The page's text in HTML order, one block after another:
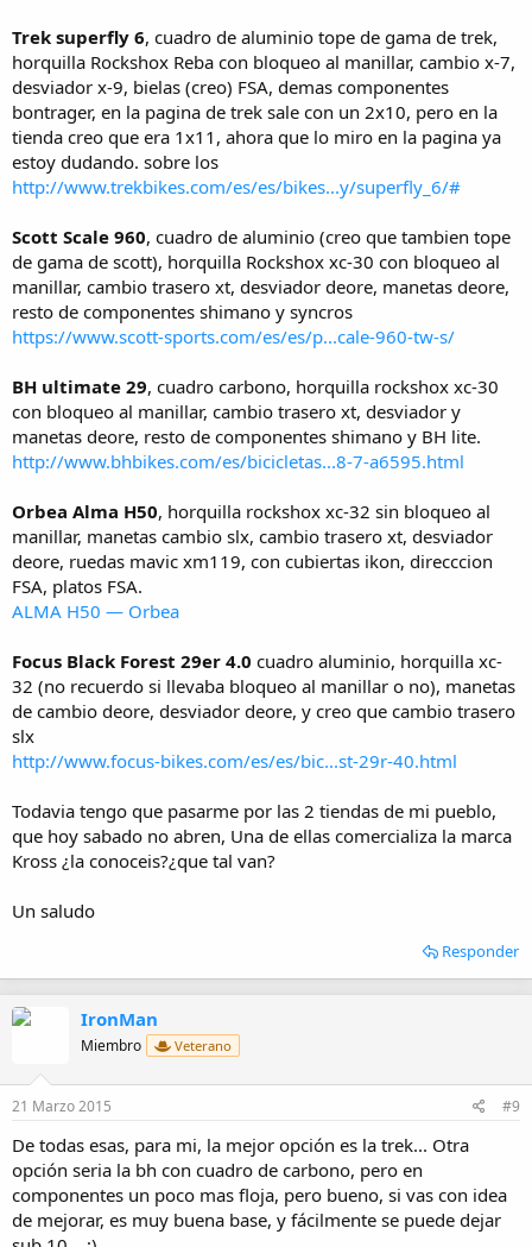
Trek superfly 6, cuadro de aluminio tope de gama de trek,
horquilla Rockshox Reba con bloqueo al manillar, cambio x-7,
desviador x-9, bielas (creo) FSA, demas componentes
bontrager, en la pagina de trek sale con un 2x10, pero en la
tienda creo que era 1x11, ahora que lo miro en la pagina ya
estoy dudando. sobre los
http://www.trekbikes.com/es/es/bikes...y/superfly_6/#
Scott Scale 960, cuadro de aluminio (creo que tambien tope
de gama de scott), horquilla Rockshox xc-30 con bloqueo al
manillar, cambio trasero xt, desviador deore, manetas deore,
resto de componentes shimano y syncros
https://www.scott-sports.com/es/es/p...cale-960-tw-s/
BH ultimate 29, cuadro carbono, horquilla rockshox xc-30
con bloqueo al manillar, cambio trasero xt, desviador y
manetas deore, resto de componentes shimano y BH lite.
http://www.bhbikes.com/es/bicicletas...8-7-a6595.html
Orbea Alma H50, horquilla rockshox xc-32 sin bloqueo al
manillar, manetas cambio slx, cambio trasero xt, desviador
deore, ruedas mavic xm119, con cubiertas ikon, direcccion
FSA, platos FSA.
ALMA H50 — Orbea
Focus Black Forest 29er 4.0 cuadro aluminio, horquilla xc-
32 (no recuerdo si llevaba bloqueo al manillar o no), manetas
de cambio deore, desviador deore, y creo que cambio trasero
slx
http://www.focus-bikes.com/es/es/bic...st-29r-40.html
Todavia tengo que pasarme por las 2 tiendas de mi pueblo,
que hoy sabado no abren, Una de ellas comercializa la marca
Kross ¿la conoceis?¿que tal van?
Un saludo
Responder
IronMan
Miembro Veterano
21 Marzo 2015 #9
De todas esas, para mi, la mejor opción es la trek... Otra
opción seria la bh con cuadro de carbono, pero en
componentes un poco mas floja, pero bueno, si vas con idea
de mejorar, es muy buena base, y fácilmente se puede dejar